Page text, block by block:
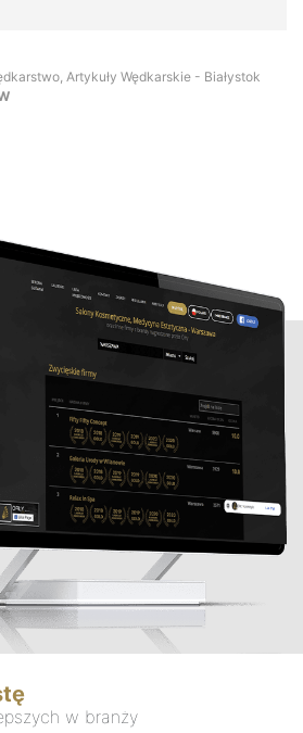
Artykuły Wędkarskie - Białystok
w branży